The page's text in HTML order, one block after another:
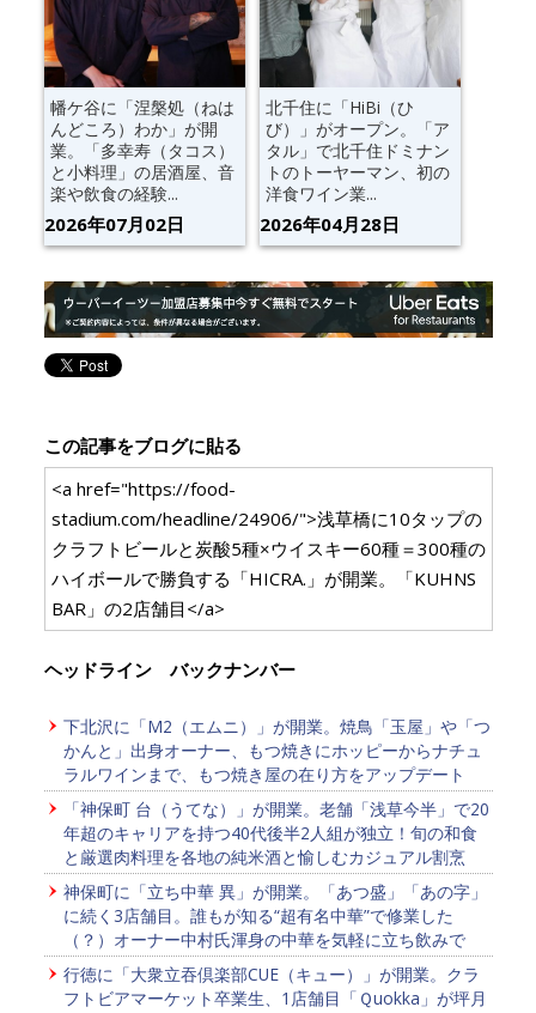
幡ケ谷に「涅槃処（ねは
んどころ）わか」が開
業。「多幸寿（タコス）
と小料理」の居酒屋、音
楽や飲食の経験...
2026年07月02日
北千住に「HiBi（ひ
び）」がオープン。「ア
タル」で北千住ドミナン
トのトーヤーマン、初の
洋食ワイン業...
2026年04月28日
この記事をブログに貼る
<a href="https://food-
stadium.com/headline/24906/">浅草橋に10タップの
クラフトビールと炭酸5種×ウイスキー60種＝300種の
ハイボールで勝負する「HICRA.」が開業。「KUHNS
BAR」の2店舗目</a>
ヘッドライン バックナンバー
下北沢に「M2（エムニ）」が開業。焼鳥「玉屋」や「つ
かんと」出身オーナー、もつ焼きにホッピーからナチュ
ラルワインまで、もつ焼き屋の在り方をアップデート
「神保町 台（うてな）」が開業。老舗「浅草今半」で20
年超のキャリアを持つ40代後半2人組が独立！旬の和食
と厳選肉料理を各地の純米酒と愉しむカジュアル割烹
神保町に「立ち中華 異」が開業。「あつ盛」「あの字」
に続く3店舗目。誰もが知る“超有名中華”で修業した
（？）オーナー中村氏渾身の中華を気軽に立ち飲みで
行徳に「大衆立吞倶楽部CUE（キュー）」が開業。クラ
フトビアマーケット卒業生、1店舗目「Ｑuokka」が坪月